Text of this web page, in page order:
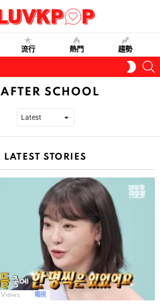
流行 熱門 趨勢
SKIN
AFTER SCHOOL
LATEST STORIES
Views 電視